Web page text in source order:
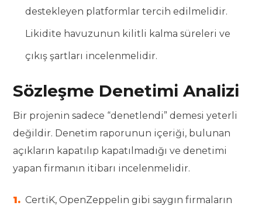
destekleyen platformlar tercih edilmelidir.
Likidite havuzunun kilitli kalma süreleri ve
çıkış şartları incelenmelidir.
Sözleşme Denetimi Analizi
Bir projenin sadece “denetlendi” demesi yeterli
değildir. Denetim raporunun içeriği, bulunan
açıkların kapatılıp kapatılmadığı ve denetimi
yapan firmanın itibarı incelenmelidir.
CertiK, OpenZeppelin gibi saygın firmaların